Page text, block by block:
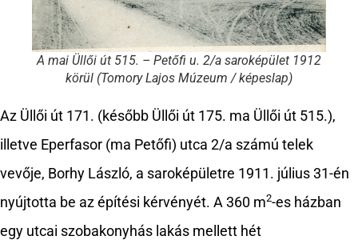
A mai Üllői út 515. – Petőfi u. 2/a saroképület 1912
körül (Tomory Lajos Múzeum / képeslap)
Az Üllői út 171. (később Üllői út 175. ma Üllői út 515.),
illetve Eperfasor (ma Petőfi) utca 2/a számú telek
vevője, Borhy László, a saroképületre 1911. július 31-én
nyújtotta be az építési kérvényét. A 360 m2-es házban
egy utcai szobakonyhás lakás mellett hét